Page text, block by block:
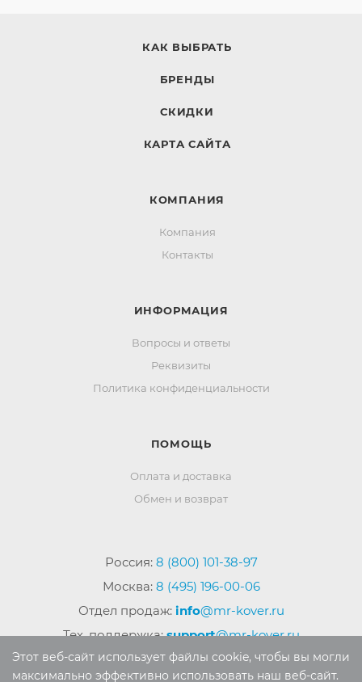
КАК ВЫБРАТЬ
БРЕНДЫ
СКИДКИ
КАРТА САЙТА
КОМПАНИЯ
Компания
Контакты
ИНФОРМАЦИЯ
Вопросы и ответы
Реквизиты
Политика конфиденциальности
ПОМОЩЬ
Оплата и доставка
Обмен и возврат
Россия: 8 (800) 101-38-97
Москва: 8 (495) 196-00-06
Отдел продаж: info@mr-kover.ru
Тех. поддержка:support@mr-kover.ru
Этот веб-сайт использует файлы cookie, чтобы вы могли
максимально эффективно использовать наш веб-сайт.